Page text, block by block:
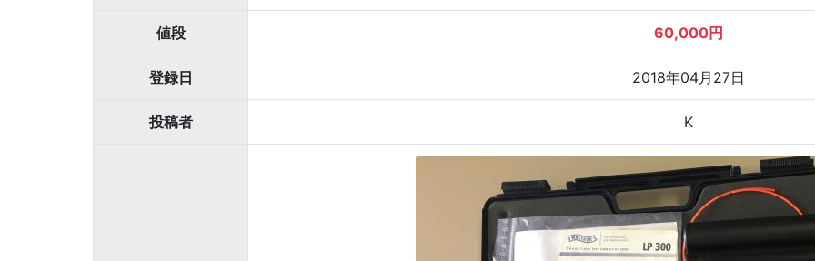
値段 60,000円
登録日 2018年04月27日
投稿者 K